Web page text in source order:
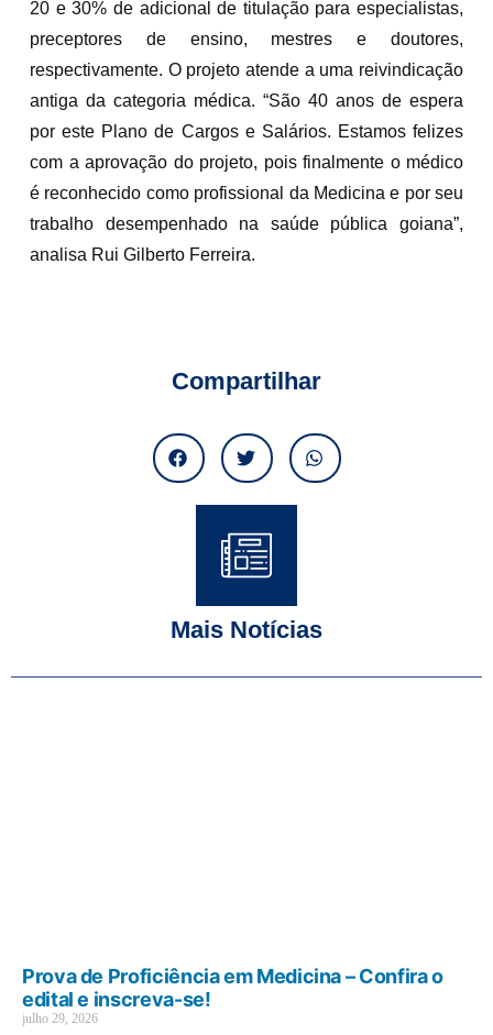
20 e 30% de adicional de titulação para especialistas,
preceptores de ensino, mestres e doutores,
respectivamente. O projeto atende a uma reivindicação
antiga da categoria médica. “São 40 anos de espera
por este Plano de Cargos e Salários. Estamos felizes
com a aprovação do projeto, pois finalmente o médico
é reconhecido como profissional da Medicina e por seu
trabalho desempenhado na saúde pública goiana”,
analisa Rui Gilberto Ferreira.
Compartilhar
Mais Notícias
Prova de Proficiência em Medicina – Confira o
edital e inscreva-se!
julho 29, 2026